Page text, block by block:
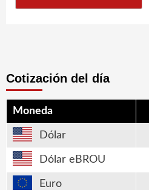
Cotización del día
Moneda
Dólar
Dólar eBROU
Euro